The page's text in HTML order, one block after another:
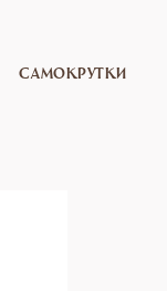
САМОКРУТКИ